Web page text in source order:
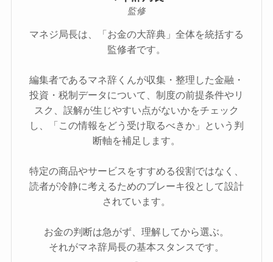
監修
マネジ局長は、「お金の大辞典」全体を統括する
監修者です。
編集者であるマネ辞くんが収集・整理した金融・
投資・税制データについて、制度の前提条件やリ
スク、誤解が生じやすい点がないかをチェック
し、「この情報をどう受け取るべきか」という判
断軸を補足します。
特定の商品やサービスをすすめる役割ではなく、
読者が冷静に考えるためのブレーキ役として設計
されています。
お金の判断は急がず、理解してから選ぶ。
それがマネ辞局長の基本スタンスです。